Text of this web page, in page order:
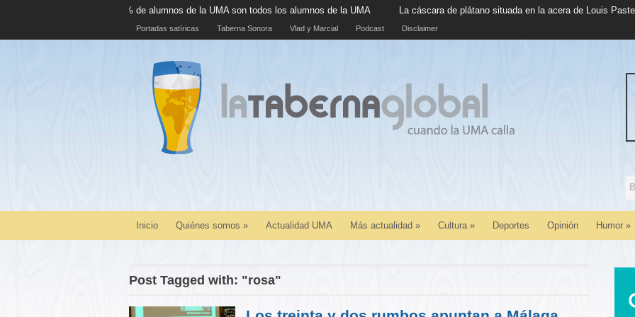
El 100% de alumnos de la UMA son todos los alumnos de la UMA La cáscara de plátano situada en la acera de Louis Pasteur cumple
Portadas satíricas Taberna Sonora Vlad y Marcial Podcast Disclaimer
Inicio Quiénes somos » Actualidad UMA Más actualidad » Cultura» Deportes Opinión Humor »
Post Tagged with: "rosa"